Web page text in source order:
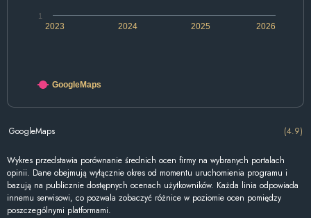
2024 2026
2023 2025
1
GoogleMaps
GoogleMaps (4.9)
Wykres przedstawia porównanie średnich ocen firmy na wybranych portalach
opinii. Dane obejmują wyłącznie okres od momentu uruchomienia programu i
bazują na publicznie dostępnych ocenach użytkowników. Każda linia odpowiada
innemu serwisowi, co pozwala zobaczyć różnice w poziomie ocen pomiędzy
poszczególnymi platformami.